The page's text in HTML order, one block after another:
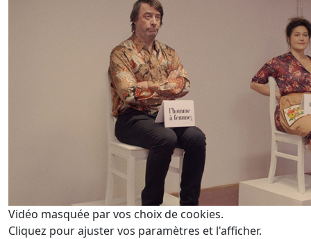
Vidéo masquée par vos choix de cookies.
Cliquez pour ajuster vos paramètres et l'afficher.